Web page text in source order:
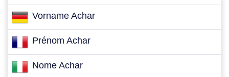
Vorname Achar
Prénom Achar
Nome Achar